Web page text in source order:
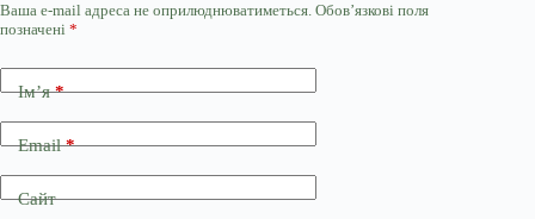
Ваша e-mail адреса не оприлюднюватиметься. Обов’язкові поля
позначені *
Ім’я*
Email*
Сайт